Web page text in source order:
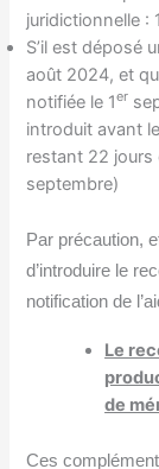
juridictionnelle :
S’il est déposé
août 2024, et
notifiée le 1er
introduit avant
restant 22 jours
septembre)
Par précaution,
d’introduire le
notification de
Le
de
Ces